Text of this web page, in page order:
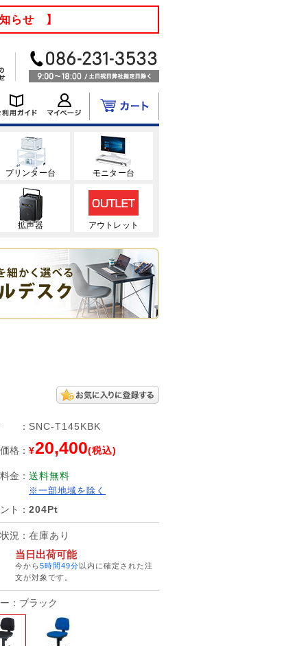
らせ 】
プリンター台 モニター台
拡声器 アウトレット
： SNC-T145KBK
格 ： ¥20,400(税込)
金 ： 送料無料
※一部地域を除く
ト ： 204Pt
況 ： 在庫あり
当日出荷可能
今から5時間49分以内に確定された注
文が対象です。
：ブラック